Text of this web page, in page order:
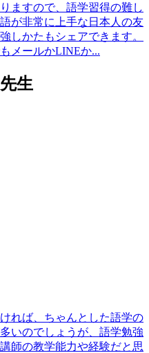
ますので、語学習得の難し
が非常に上手な日本人の友
しかたもシェアできます。
メールかLINEか...
生
れば、ちゃんとした語学の
いのでしょうが、語学勉強
師の教学能力や経験だと思